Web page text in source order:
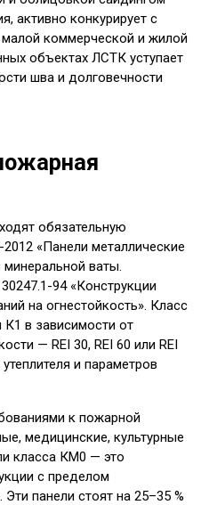
активно конкурирует с
коммерческой и жилой
объектах ЛСТК уступает
шва и долговечности
обязательную
«Панели металлические
минеральной ваты.
94 «Конструкции
на огнестойкость». Класс
в зависимости от
— REI 30, REI 60 или REI
и параметров
к пожарной
медицинские, культурные
класса КМ0 — это
с пределом
панели стоят на 25–35 %